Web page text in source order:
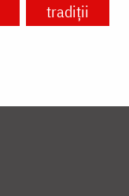
tradiții